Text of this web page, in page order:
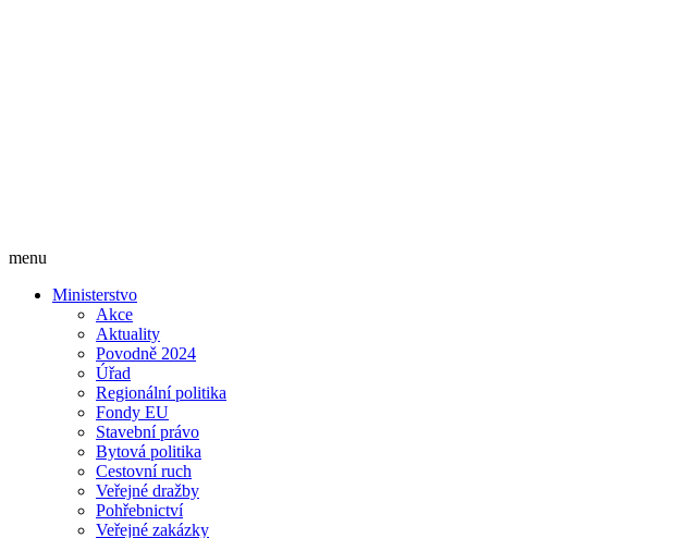
menu
Ministerstvo
Akce
Aktuality
Povodně 2024
Úřad
Regionální politika
Fondy EU
Stavební právo
Bytová politika
Cestovní ruch
Veřejné dražby
Pohřebnictví
Veřejné zakázky